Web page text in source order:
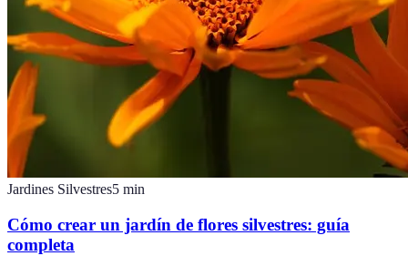
Jardines Silvestres5 min
Cómo crear un jardín de flores silvestres: guía
completa